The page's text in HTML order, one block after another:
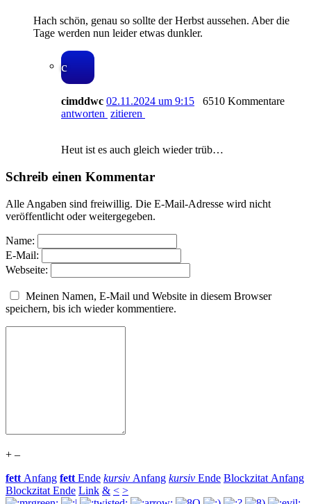
Hach schön, genau so sollte der Herbst aussehen. Aber die
Tage werden nun leider etwas dunkler.
c
cimddwc 02.11.2024 um 9:15
6510 Kommentare
antworten zitieren
Heut ist es auch gleich wieder trüb…
Schreib einen Kommentar
Alle Angaben sind freiwillig. Die E-Mail-Adresse wird nicht
veröffentlicht oder weitergegeben.
Name:
E-Mail:
Webseite:
Meinen Namen, E-Mail und Website in diesem Browser
speichern, bis ich wieder kommentiere.
+ –
fett Anfang fett Ende kursiv Anfang kursiv Ende Blockzitat Anfang
Blockzitat Ende Link & < >